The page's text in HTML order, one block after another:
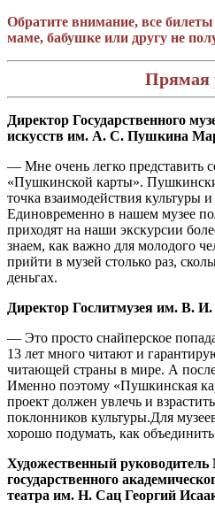
Обратите внимание, все
маме, бабушке или другу не
Прямая
Директор Государственного
искусств им. А. С. Пушкина
— Мне очень легко представить
«Пушкинской карты».
точка взаимодействия культуры
Единовременно в нашем музее
приходят на наши экскурсии
знаем, как важно для молодого
прийти в музей столько раз,
деньгах.
Директор Гослитмузея им. В.
— Это просто снайперское
13 лет много читают и
читающей страны в мире. А
Именно поэтому «Пушкинская
проект должен увлечь и
поклонников культуры.Для
хорошо подумать, как
Художественный руководитель
государственного
театра им. Н. Сац Георгий